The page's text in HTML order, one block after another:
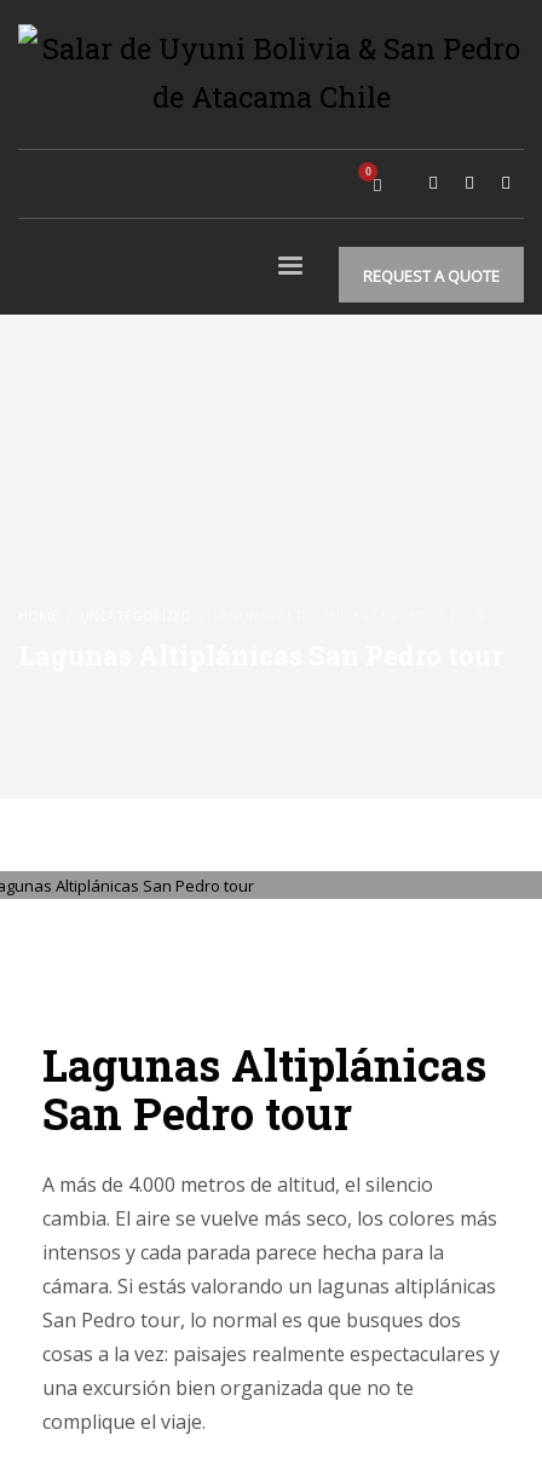
REQUEST A QUOTE
Lagunas Altiplánicas
San Pedro tour
A más de 4.000 metros de altitud, el silencio
cambia. El aire se vuelve más seco, los colores más
intensos y cada parada parece hecha para la
cámara. Si estás valorando un lagunas altiplánicas
San Pedro tour, lo normal es que busques dos
cosas a la vez: paisajes realmente espectaculares y
una excursión bien organizada que no te
complique el viaje.